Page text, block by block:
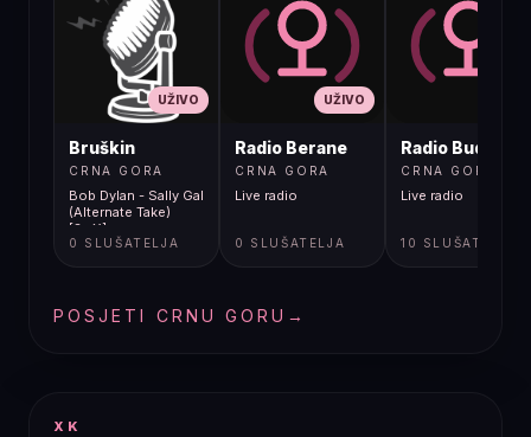
UŽIVO
Bruškin
CRNA GORA
Bob Dylan - Sally Gal
(Alternate Take)
[8oX]
0 SLUŠATELJA
UŽIVO
Radio Berane
CRNA GORA
Live radio
0 SLUŠATELJA
Radio Budva
CRNA GORA
Live radio
10 SLUŠATELJA
POSJETI CRNU GORU →
XK